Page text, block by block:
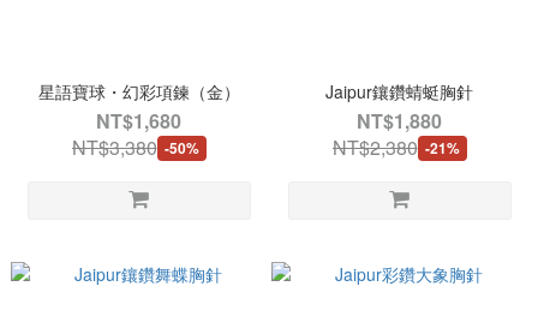
星語寶球・幻彩項鍊（金）
NT$1,680
NT$3,380 -50%
Jaipur鑲鑽蜻蜓胸針
NT$1,880
NT$2,380 -21%